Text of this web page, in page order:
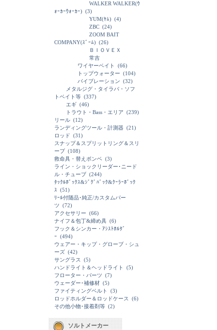
WALKER WALKER(ｳ
ｫｰｶｰｳｫｰｶｰ) (3)
YUM(ﾔﾑ) (4)
ZBC (24)
ZOOM BAIT
COMPANY(ｽﾞｰﾑ) (26)
ＢＩＯＶＥＸ
常吉
ワイヤーベイト
(66)
トップウォーター (104)
バイブレーション (32)
メタルジグ・タイラバ・ソフ
トベイト等 (337)
エギ (46)
トラウト・Bass・エリア (239)
リール (12)
ランディングツール・計測器 (21)
ロッド (31)
スナップ＆スプリットリング＆スリ
ーブ (108)
救命具・替えボンベ (3)
ライン・ショックリーダー･ニード
ル・チューブ (244)
ﾀｯｸﾙﾎﾞｯｸｽ&ｼﾞｸﾞﾊﾞｯｸ&ｸｰﾗｰﾎﾞｯｸ
ｽ (51)
ﾘｰﾙ付随品･純正/カスタムパー
ツ (72)
アクセサリー (66)
ナイフ＆包丁&締め具 (6)
フック＆シンカー・ｱｼｽﾄﾎﾙﾀﾞ
ｰ (494)
ウェアー・キップ・グローブ・シュ
ーズ (42)
サングラス
(5)
ハンドライト＆ヘッドライト
(5)
フローター・パーツ (7)
ウェーダー･補修材 (5)
ファイティングベルト
(3)
ロッドホルダー＆ロッドケース
(6)
その他小物･接着剤等 (2)
ソルトメーカー